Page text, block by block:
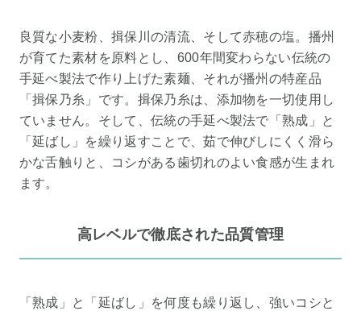
良質な小麦粉、揖保川の清流、そして赤穂の塩。播州
が育てた素材を原料とし、600年間変わらない伝統の
手延べ製法で作り上げた素麺、それが播州の特産品
「揖保乃糸」です。揖保乃糸は、添加物を一切使用し
ていません。そして、伝統の手延べ製法で「熟成」と
「延ばし」を繰り返すことで、茹で伸びしにくく滑ら
かな舌触りと、コシがある歯切れのよい食感が生まれ
ます。
高レベルで徹底された品質管理
「熟成」と「延ばし」を何度も繰り返し、強いコシと